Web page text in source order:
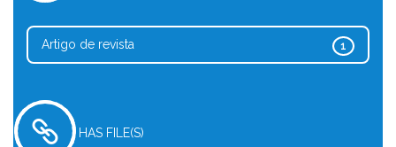
1
Artigo de revista
HAS FILE(S)